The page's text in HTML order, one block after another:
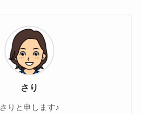
さり
さりと申します♪